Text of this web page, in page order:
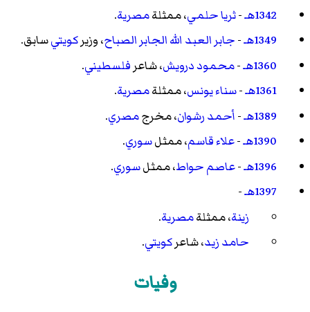
1342هـ
-ثريا حلمي، ممثلةمصرية.
1349هـ
-جابر العبد الله الجابر الصباح، وزيركويتيسابق.
1360هـ
-محمود درويش، شاعر فلسطيني.
1361هـ
-سناء يونس، ممثلةمصرية.
1389هـ
-أحمد رشوان، مخرجمصري.
1390هـ
-علاء قاسم، ممثلسوري.
1396هـ
-عاصم حواط، ممثلسوري.
1397هـ
-
زينة، ممثلةمصرية.
حامد زيد، شاعركويتي.
وفيات